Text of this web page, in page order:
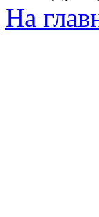
На